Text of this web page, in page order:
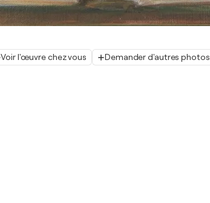
Voir l'œuvre chez vous Demander d'autres photos